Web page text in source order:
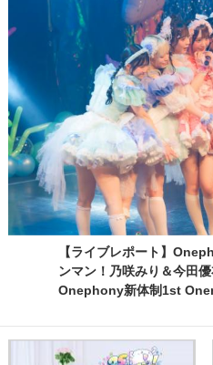
【ライブレポート】
ンマン！乃咲みり＆今田
Onephony新体制1st